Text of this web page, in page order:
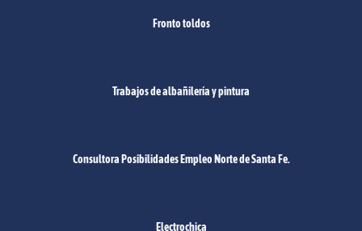
Fronto toldos
Trabajos de albañilería y pintura
Consultora Posibilidades Empleo Norte de Santa Fe.
Electrochica